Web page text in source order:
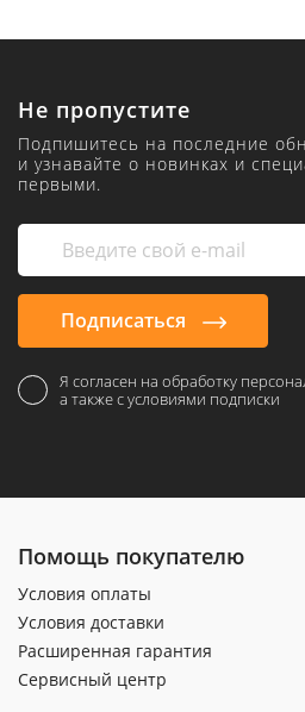
Не пропустите
Подпишитесь на последние
и узнавайте о новинках и
первыми.
Подписаться
Я согласен на обработку
а также с условиями подписки
Помощь покупателю
Условия оплаты
Условия доставки
Расширенная гарантия
Сервисный центр